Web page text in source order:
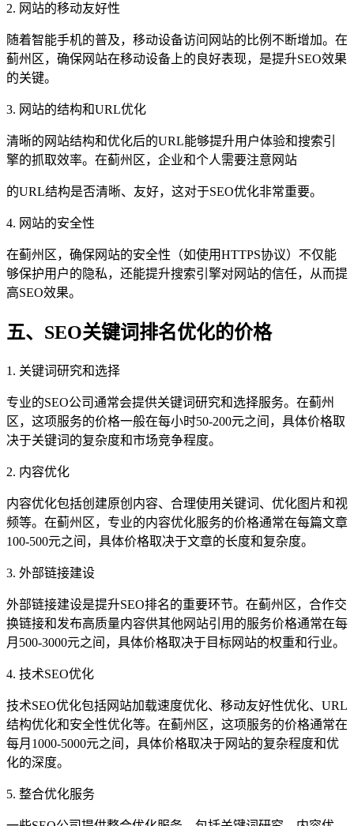
2. 网站的移动友好性
随着智能手机的普及，移动设备访问网站的比例不断增加。在
蓟州区，确保网站在移动设备上的良好表现，是提升SEO效果
的关键。
3. 网站的结构和URL优化
清晰的网站结构和优化后的URL能够提升用户体验和搜索引
擎的抓取效率。在蓟州区，企业和个人需要注意网站
的URL结构是否清晰、友好，这对于SEO优化非常重要。
4. 网站的安全性
在蓟州区，确保网站的安全性（如使用HTTPS协议）不仅能
够保护用户的隐私，还能提升搜索引擎对网站的信任，从而提
高SEO效果。
五、SEO关键词排名优化的价格
1. 关键词研究和选择
专业的SEO公司通常会提供关键词研究和选择服务。在蓟州
区，这项服务的价格一般在每小时50-200元之间，具体价格取
决于关键词的复杂度和市场竞争程度。
2. 内容优化
内容优化包括创建原创内容、合理使用关键词、优化图片和视
频等。在蓟州区，专业的内容优化服务的价格通常在每篇文章
100-500元之间，具体价格取决于文章的长度和复杂度。
3. 外部链接建设
外部链接建设是提升SEO排名的重要环节。在蓟州区，合作交
换链接和发布高质量内容供其他网站引用的服务价格通常在每
月500-3000元之间，具体价格取决于目标网站的权重和行业。
4. 技术SEO优化
技术SEO优化包括网站加载速度优化、移动友好性优化、URL
结构优化和安全性优化等。在蓟州区，这项服务的价格通常在
每月1000-5000元之间，具体价格取决于网站的复杂程度和优
化的深度。
5. 整合优化服务